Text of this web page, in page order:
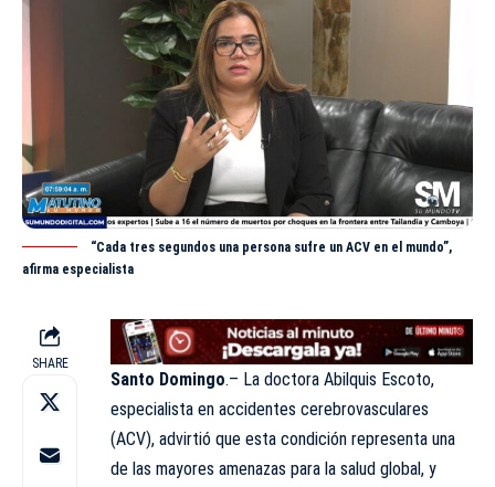
“Cada tres segundos una persona sufre un ACV en el mundo”,
afirma especialista
SHARE
Santo Domingo.– La doctora Abilquis Escoto,
especialista en accidentes cerebrovasculares
(ACV), advirtió que esta condición representa una
de las mayores amenazas para la salud global, y